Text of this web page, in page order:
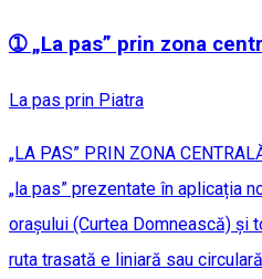
➀ „La pas” prin zona
La pas prin Piatra
„LA PAS” PRIN ZONA
„la pas” prezentate în aplicația
orașului (Curtea Domnească) și
ruta trasată e liniară sau